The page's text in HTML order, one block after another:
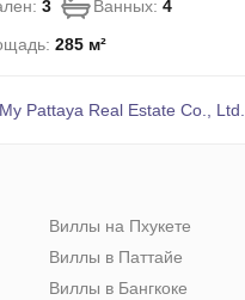
3 Ванных: 4
285 м²
My Pattaya Real Estate Co., Ltd.
Виллы на Пхукете
Виллы в Паттайе
Виллы в Бангкоке